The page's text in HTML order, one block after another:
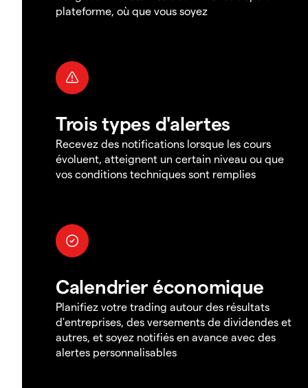
plateforme, où que vous soyez
Trois types d'alertes
Recevez des notifications lorsque les cours
évoluent, atteignent un certain niveau ou que
vos conditions techniques sont remplies
Calendrier économique
Planifiez votre trading autour des résultats
d'entreprises, des versements de dividendes et
autres, et soyez notifiés en avance avec des
alertes personnalisables